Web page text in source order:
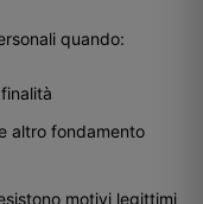
quando:
altro fondamento
motivi legittimi